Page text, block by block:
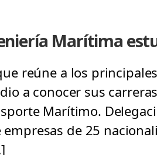
Marítima
reúne a los
a conocer sus
Marítimo.
de 25